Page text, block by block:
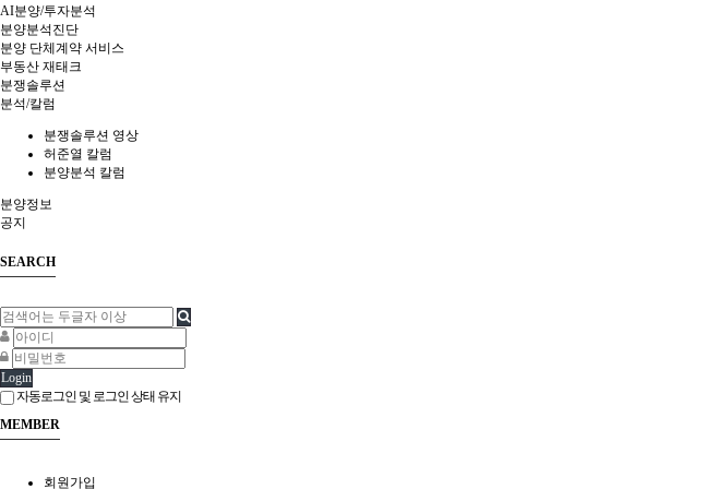
AI분양/투자분석
분양분석진단
분양 단체계약 서비스
부동산 재태크
분쟁솔루션
분석/칼럼
분쟁솔루션 영상
허준열 칼럼
분양분석 칼럼
분양정보
공지
SEARCH
Login
자동로그인 및 로그인 상태 유지
MEMBER
회원가입